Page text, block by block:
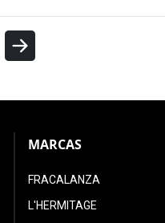
MARCAS
FRACALANZA
L'HERMITAGE